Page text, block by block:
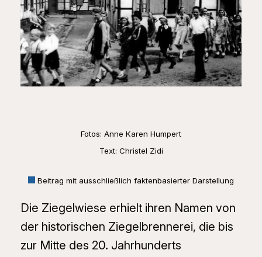
Fotos: Anne Karen Humpert
Text: Christel Zidi
Beitrag mit ausschließlich faktenbasierter Darstellung
Die Ziegelwiese erhielt ihren Namen von
der historischen Ziegelbrennerei, die bis
zur Mitte des 20. Jahrhunderts